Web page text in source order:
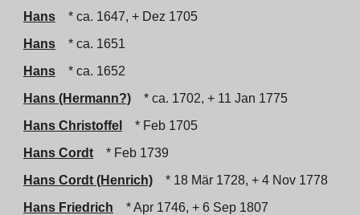
Hans
* ca. 1647, + Dez 1705
Hans
* ca. 1651
Hans
* ca. 1652
Hans (Hermann?)
* ca. 1702, + 11 Jan 1775
Hans Christoffel
* Feb 1705
Hans Cordt
* Feb 1739
Hans Cordt (Henrich)
* 18 Mär 1728, + 4 Nov 1778
Hans Friedrich
* Apr 1746, + 6 Sep 1807